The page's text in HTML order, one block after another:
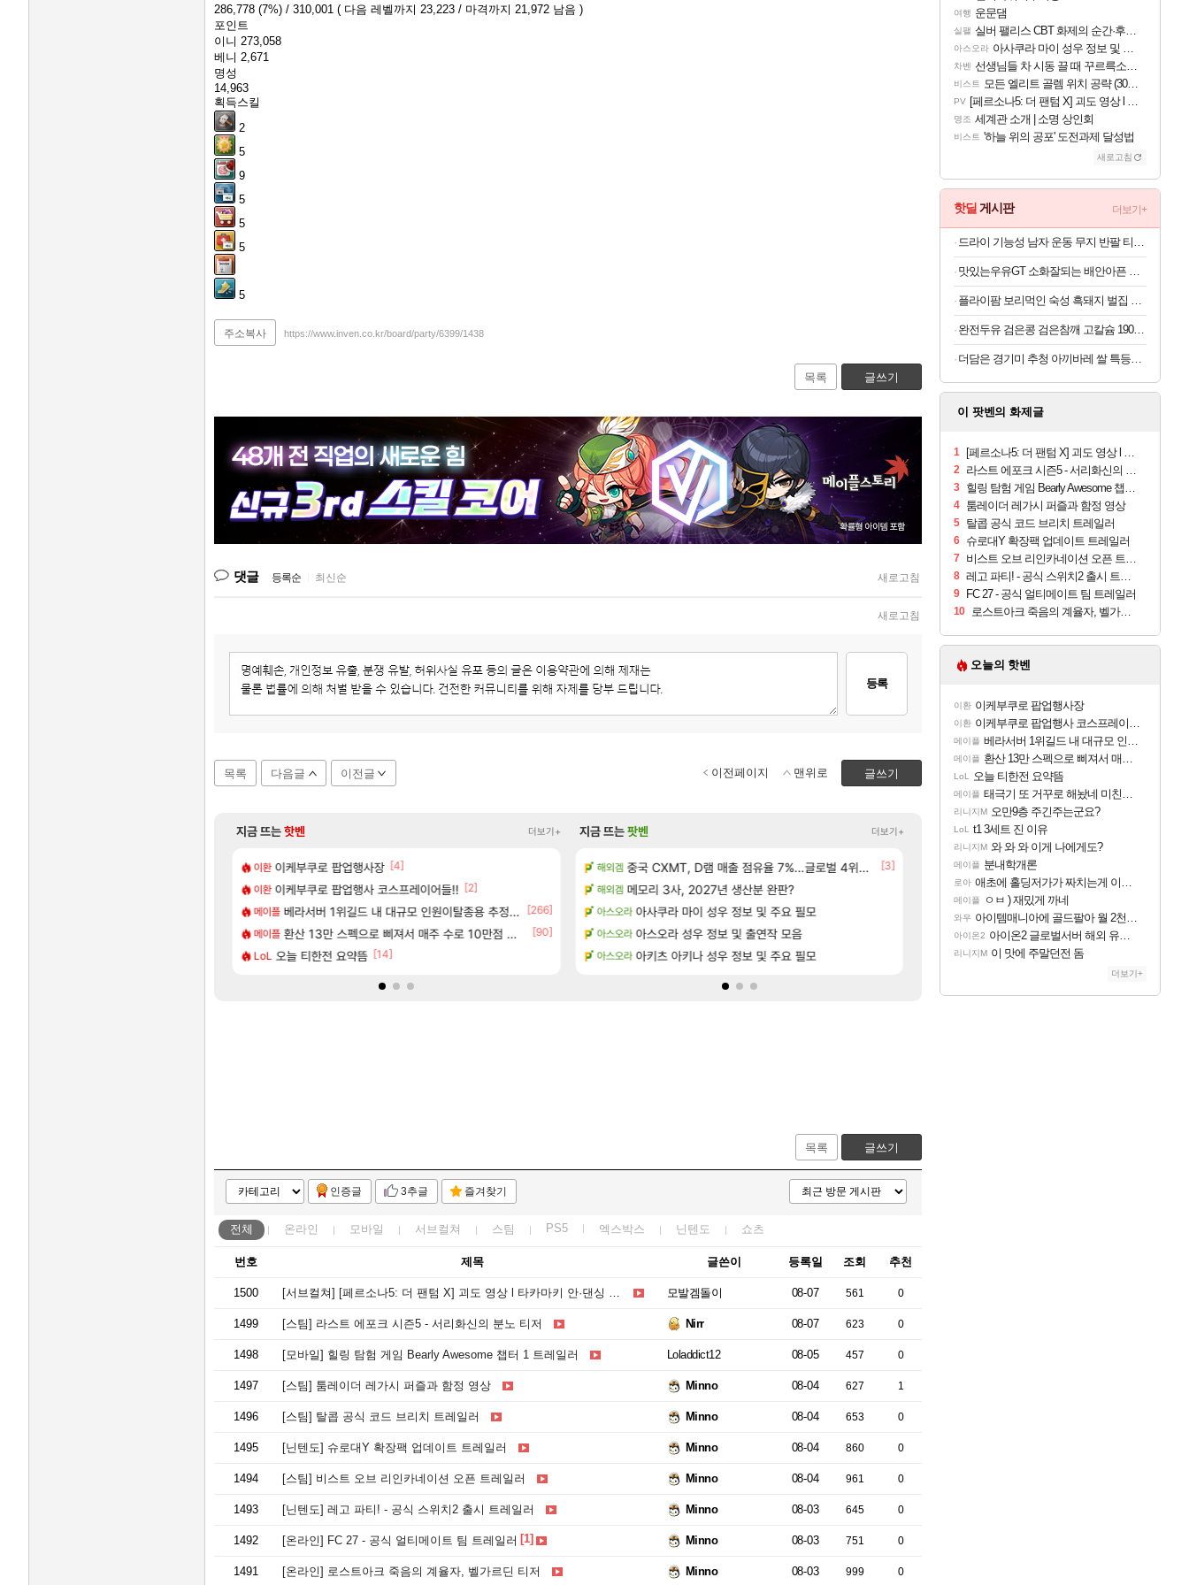
286,778 (7%) / 310,001 ( 다음 레벨까지 23,223 / 마격까지 21,972 남음 )
포인트
이니 273,058
베니 2,671
명성
14,963
획득스킬
2
5
9
5
5
5
5
주소복사 https://www.inven.co.kr/board/party/6399/1438
목록 글쓰기
댓글 등록순 최신순 새로고침
새로고침
등록
목록 다음글 이전글 글쓰기
이전페이지 맨위로
지금 뜨는핫벤 더보기+
이환 이케부쿠로 팝업행사장 [4]
이환 이케부쿠로 팝업행사 코스프레이어들!! [2]
메이플 베라서버 1위길드 내 대규모 인원이탈종용 추정사건
[266]
메이플 환산 13만 스펙으로 삐져서 매주 수로 10만점 치고있으면 ㅋㅋ
[90]
LoL 오늘 티한전 요약뜸 [14]
메이플 태극기 또 거꾸로 해놨네 미친것들 ㅋㅋㅋ [146]
리니지M 오만9층 주긴주는군요? [17]
LoL t1 3세트 진 이유 [29]
리니지M 와 와 와 이게 나에게도? [23]
메이플 분내학개론 [173]
로아 애초에 홀딩저가가 짜치는게 이거임 ㅋㅋ
메이플 ㅇㅂ ) 재밌게 까네 [59]
와우 아이템매니아에 골드팔아 월 2천만원 넘게 버는 인간
아이온2 아이온2 글로벌서버 해외 유저 반응
리니지M 이 맛에 주말던전 돔
지금 뜨는팟벤 더보기+
아스오라 카가미하라 하루 성우 정보 및 주요 필모
비스트 모든 요리/작물 책 획득 위치 공략 (36개) - 미식가 도전과제
섭컬겜 무한대 아난타 유출과 앞으로의 예상 (루머)
PV 라스트 에포크 시즌5 - 서리화신의 분노 티저
해외겜 ‘GTA 6’ 예판 흥행…테이크투 “내부 예상 크게 넘어”
해외겜 중국 CXMT, D램 매출 점유율 7%…글로벌 4위로 부상
[3]
해외겜 메모리 3사, 2027년 생산분 완판?
아스오라 아사쿠라 마이 성우 정보 및 주요 필모
아스오라 아스오라 성우 정보 및 출연작 모음
아스오라 아키츠 아키나 성우 정보 및 주요 필모
여행 선녀바위해수욕장
GTA6 8월 28일 넷플릭스에서 예고편 공개 예정
차벤 아반테 2.0 자연흡기?
[1]
비스트 모든 바우에라 업그레이드 아이템 획득 위치 공
비스트 모든 엘리트 골렘 위치 공략 (30개) - 방랑
목록 글쓰기
인증글 3추글 즐겨찾기
전체 온라인 모바일 서브컬쳐 스팀 PS5 엑스박스 닌텐도 쇼츠
번호 제목 글쓴이 등록일 조회 추천
1500 [서브컬쳐] [페르소나5: 더 팬텀 X] 괴도 영상 l 타카마키 안·댄싱 스타 모발겜돌이 08-07 561 0
1499 [스팀] 라스트 에포크 시즌5 - 서리화신의 분노 티저 Nirr 08-07 623 0
1498 [모바일] 힐링 탐험 게임 Bearly Awesome 챕터 1 트레일러 Loladdict12 08-05 457 0
1497 [스팀] 툼레이더 레가시 퍼즐과 함정 영상 Minno 08-04 627 1
1496 [스팀] 탈콥 공식 코드 브리치 트레일러 Minno 08-04 653 0
1495 [닌텐도] 슈로대Y 확장팩 업데이트 트레일러 Minno 08-04 860 0
1494 [스팀] 비스트 오브 리인카네이션 오픈 트레일러 Minno 08-04 961 0
1493 [닌텐도] 레고 파티! - 공식 스위치2 출시 트레일러 Minno 08-03 645 0
1492 [온라인] FC 27 - 공식 얼티메이트 팀 트레일러 [1] Minno 08-03 751 0
1491 [온라인] 로스트아크 죽음의 계율자, 벨가르딘 티저 Minno 08-03 999 0
여행 운문댐
실팰 실버 팰리스 CBT 화제의 순간·후기 모음
아스오라 아사쿠라 마이 성우 정보 및 주요 필모
차벤 선생님들 차 시동 끌 때 꾸르륵소리나는데
비스트 모든 엘리트 골렘 위치 공략 (30개) - 방랑 결투가
PV [페르소나5: 더 팬텀 X] 괴도 영상 l 타카마키 안·댄싱 스타
명조 세계관 소개 | 소명 상인회
비스트 '하늘 위의 공포' 도전과제 달성법
새로고침
핫딜 게시판 더보기+
드라이 기능성 남자 운동 무지 반팔 티셔츠 빅사이즈
맛있는우유GT 소화잘되는 배안아픈 저지방우유 180ml x 48개
플라이팜 보리먹인 숙성 흑돼지 벌집 두툼 삼겹살 HACCP 2kg
완전두유 검은콩 검은참깨 고칼슘 190ml x 60개
더담은 경기미 추청 아끼바레 쌀 특등급 10kg
이 팟벤의 화제글
1 [페르소나5: 더 팬텀 X] 괴도 영상 l 타카마키 안·댄싱 스타
2 라스트 에포크 시즌5 - 서리화신의 분노 티저
3 힐링 탐험 게임 Bearly Awesome 챕터 1 트레일러
4 툼레이더 레가시 퍼즐과 함정 영상
5 탈콥 공식 코드 브리치 트레일러
6 슈로대Y 확장팩 업데이트 트레일러
7 비스트 오브 리인카네이션 오픈 트레일러
8 레고 파티! - 공식 스위치2 출시 트레일러
9 FC 27 - 공식 얼티메이트 팀 트레일러
10 로스트아크 죽음의 계율자, 벨가르딘 티저
오늘의 핫벤
이환 이케부쿠로 팝업행사장
이환 이케부쿠로 팝업행사 코스프레이어들!!
메이플 베라서버 1위길드 내 대규모 인원이탈종용 추정사건
메이플 환산 13만 스펙으로 삐져서 매주 수로 10만점 치고있으면 ㅋㅋ
LoL 오늘 티한전 요약뜸
메이플 태극기 또 거꾸로 해놨네 미친것들 ㅋㅋㅋ
리니지M 오만9층 주긴주는군요?
LoL t1 3세트 진 이유
리니지M 와 와 와 이게 나에게도?
메이플 분내학개론
로아 애초에 홀딩저가가 짜치는게 이거임 ㅋㅋ
메이플 ㅇㅂ ) 재밌게 까네
와우 아이템매니아에 골드팔아 월 2천만원 넘게 버는 인간 있던데
아이온2 아이온2 글로벌서버 해외 유저 반응
리니지M 이 맛에 주말던전 돔
더보기+